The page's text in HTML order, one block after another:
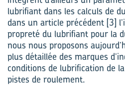
lubrifiant dans les calculs de
dans un article précédent [3]
propreté du lubrifiant pour la
nous nous proposons
plus détaillée des marques
conditions de lubrification de
pistes de roulement.